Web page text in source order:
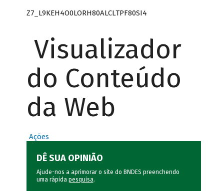
Z7_L9KEH4O0LORH80ALCLTPF80SI4
Visualizador
do Conteúdo
da Web
Ações
DÊ SUA OPINIÃO
Ajude-nos a aprimorar o site do BNDES preenchendo
uma rápida pesquisa.